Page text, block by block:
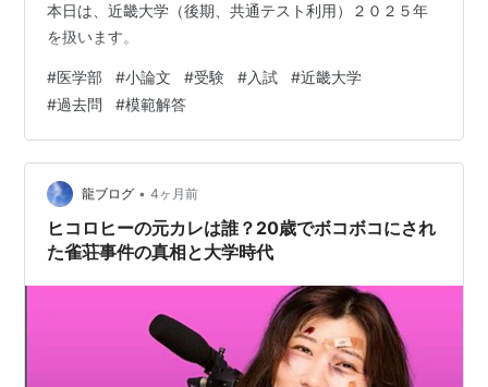
英語多文化コミュニケーション学科
総合社会学科
理工学部
理学科
応用化学科
機械工学科
電気電子工学科
社会環境工学科
本日は、近畿大学（後期、共通テスト利用）２０２５年
を扱います。
#医学部 #小論文 #受験 #入試 #近畿大学
#過去問 #模範解答
龍ブログ • 4ヶ月前
ヒコロヒーの元カレは誰？20歳でボコボコにされ
た雀荘事件の真相と大学時代